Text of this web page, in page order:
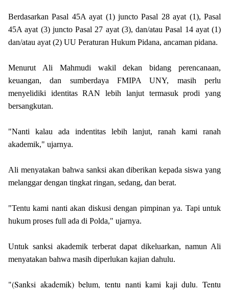
Berdasarkan Pasal 45A ayat (1) juncto Pasal 28 ayat (1), Pasal
45A ayat (3) juncto Pasal 27 ayat (3), dan/atau Pasal 14 ayat (1)
dan/atau ayat (2) UU Peraturan Hukum Pidana, ancaman pidana.
Menurut Ali Mahmudi wakil dekan bidang perencanaan,
keuangan, dan sumberdaya FMIPA UNY, masih perlu
menyelidiki identitas RAN lebih lanjut termasuk prodi yang
bersangkutan.
"Nanti kalau ada indentitas lebih lanjut, ranah kami ranah
akademik," ujarnya.
Ali menyatakan bahwa sanksi akan diberikan kepada siswa yang
melanggar dengan tingkat ringan, sedang, dan berat.
"Tentu kami nanti akan diskusi dengan pimpinan ya. Tapi untuk
hukum proses full ada di Polda," ujarnya.
Untuk sanksi akademik terberat dapat dikeluarkan, namun Ali
menyatakan bahwa masih diperlukan kajian dahulu.
"(Sanksi akademik) belum, tentu nanti kami kaji dulu. Tentu